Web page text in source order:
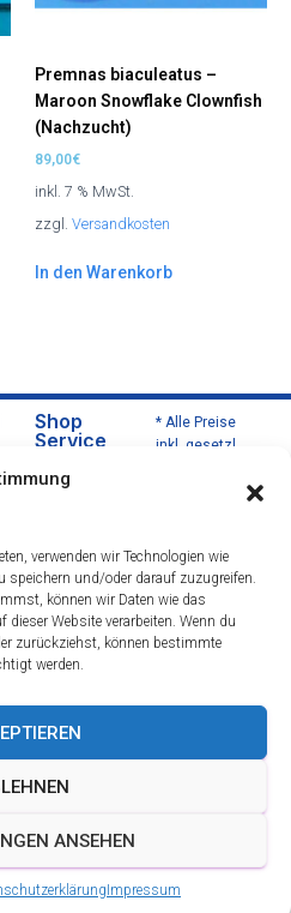
verwenden wir Technologien wie
speichern und/oder darauf zuzugreifen.
können wir Daten wie das
dieser Website verarbeiten. Wenn du
zurückziehst, können bestimmte
werden.
ANSEHEN
Impressum
Premnas biaculeatus –
Maroon Snowflake Clownfish
(Nachzucht)
89,00€
inkl. 7 % MwSt.
zzgl. Versandkosten
In den Warenkorb
Shop
Service
ngsbe
dingu
ngen
Wider
rufsre
ung
* Alle Preise
inkl. gesetzl.
Nachnahmeg
ebühren,
wenn nicht
anders
beschrieben.